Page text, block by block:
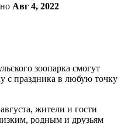
Авг 4, 2022
жители и гости
родным и друзьям